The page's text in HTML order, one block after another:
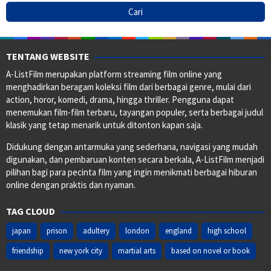
TENTANG WEBSITE
A-ListFilm merupakan platform streaming film online yang
menghadirkan beragam koleksi film dari berbagai genre, mulai dari
action, horor, komedi, drama, hingga thriller. Pengguna dapat
menemukan film-film terbaru, tayangan populer, serta berbagai judul
klasik yang tetap menarik untuk ditonton kapan saja.
Didukung dengan antarmuka yang sederhana, navigasi yang mudah
digunakan, dan pembaruan konten secara berkala, A-ListFilm menjadi
pilihan bagi para pecinta film yang ingin menikmati berbagai hiburan
online dengan praktis dan nyaman.
TAG CLOUD
japan prison adultery london england
high school
friendship
new york city martial arts based on novel or book